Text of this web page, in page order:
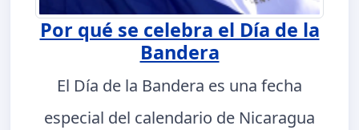
Por qué se celebra el Día de la
Bandera
El Día de la Bandera es una fecha
especial del calendario de Nicaragua